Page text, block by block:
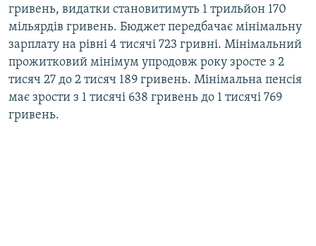
гривень, видатки становитимуть 1 трильйон 170
мільярдів гривень. Бюджет передбачає мінімальну
зарплату на рівні 4 тисячі 723 гривні. Мінімальний
прожитковий мінімум упродовж року зросте з 2
тисяч 27 до 2 тисяч 189 гривень. Мінімальна пенсія
має зрости з 1 тисячі 638 гривень до 1 тисячі 769
гривень.